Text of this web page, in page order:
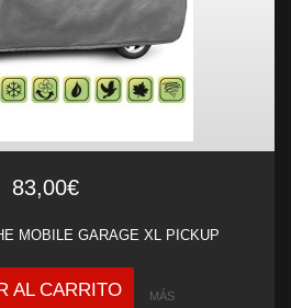
83,00€
MOBILE GARAGE XL PICKUP
AL CARRITO MÁS